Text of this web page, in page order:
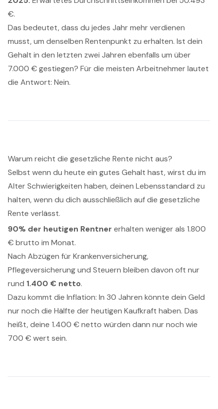
€.
Das bedeutet, dass du jedes Jahr mehr verdienen
musst, um denselben Rentenpunkt zu erhalten. Ist dein
Gehalt in den letzten zwei Jahren ebenfalls um über
7.000 € gestiegen? Für die meisten Arbeitnehmer lautet
die Antwort: Nein.
Warum reicht die gesetzliche Rente nicht aus?
Selbst wenn du heute ein gutes Gehalt hast, wirst du im
Alter Schwierigkeiten haben, deinen Lebensstandard zu
halten, wenn du dich ausschließlich auf die gesetzliche
Rente verlässt.
90% der heutigen Rentner erhalten weniger als 1.800
€ brutto im Monat.
Nach Abzügen für Krankenversicherung,
Pflegeversicherung und Steuern bleiben davon oft nur
rund 1.400 € netto.
Dazu kommt die Inflation: In 30 Jahren könnte dein Geld
nur noch die Hälfte der heutigen Kaufkraft haben. Das
heißt, deine 1.400 € netto würden dann nur noch wie
700 € wert sein.